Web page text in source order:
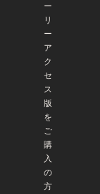
ー
リ
ー
ア
ク
セ
ス
版
を
ご
購
入
の
方